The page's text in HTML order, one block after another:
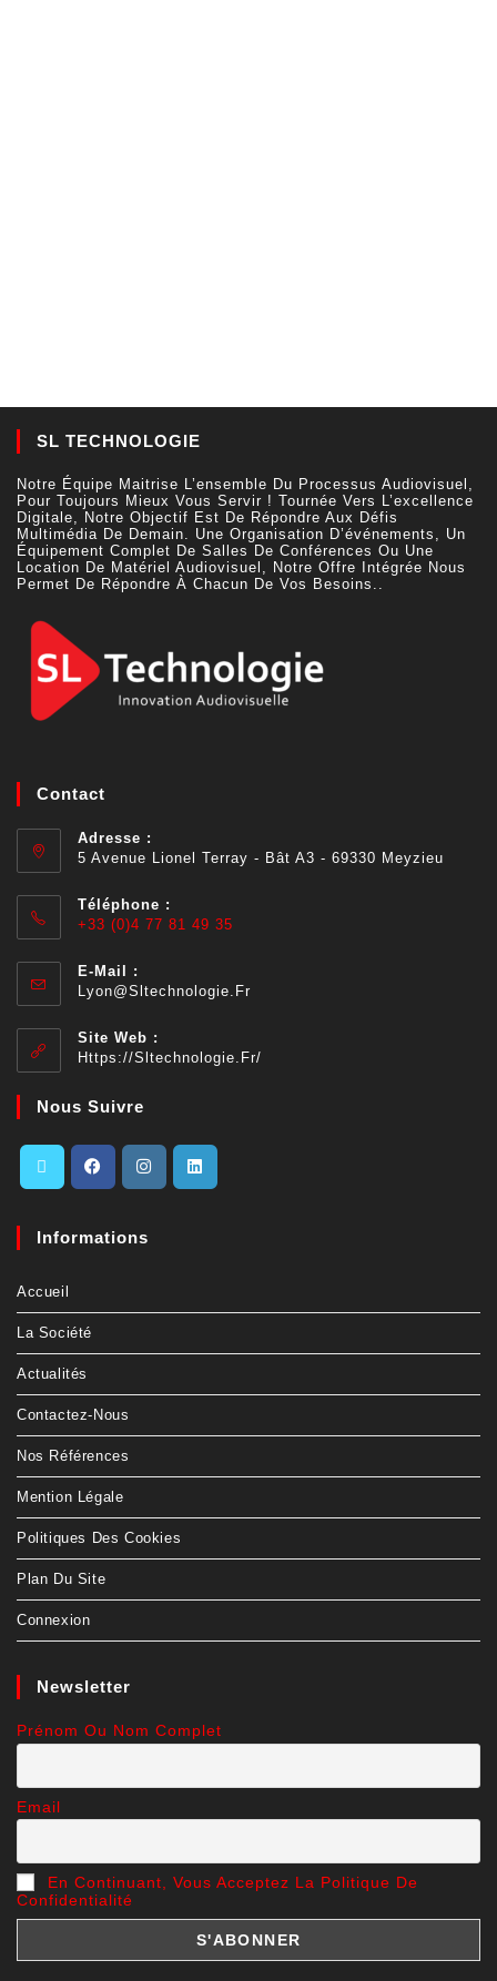
SL TECHNOLOGIE
Notre Équipe Maitrise L’ensemble Du Processus Audiovisuel,
Pour Toujours Mieux Vous Servir ! Tournée Vers L’excellence
Digitale, Notre Objectif Est De Répondre Aux Défis
Multimédia De Demain. Une Organisation D’événements, Un
Équipement Complet De Salles De Conférences Ou Une
Location De Matériel Audiovisuel, Notre Offre Intégrée Nous
Permet De Répondre À Chacun De Vos Besoins..
Contact
Adresse :
5 Avenue Lionel Terray - Bât A3 - 69330 Meyzieu
Téléphone :
+33 (0)4 77 81 49 35
E-Mail :
Lyon@sltechnologie.fr
Site Web :
Https://sltechnologie.fr/
Nous Suivre
Informations
Accueil
La Société
Actualités
Contactez-Nous
Nos Références
Mention Légale
Politiques Des Cookies
Plan Du Site
Connexion
Newsletter
Prénom Ou Nom Complet
Email
En Continuant, Vous Acceptez La Politique De
Confidentialité